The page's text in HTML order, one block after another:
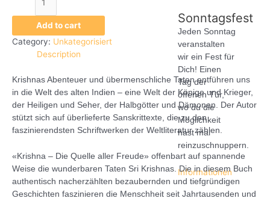
Sonntagsfest
Jeden Sonntag
veranstalten
wir ein Fest für
Dich! Einen
Tag der
offenen Tür,
wo du die
Möglichkeit
hast mal
reinzuschnuppern.
Informationen
Add to cart
Category: Unkategorisiert
Description
Krishnas Abenteuer und übermenschliche Taten entführen uns
in die Welt des alten Indien – eine Welt der Könige und Krieger,
der Heiligen und Seher, der Halbgötter und Dämonen. Der Autor
stützt sich auf überlieferte Sanskrittexte, die zu den
faszinierendsten Schriftwerken der Weltliteratur zählen.
«Krishna – Die Quelle aller Freude» offenbart auf spannende
Weise die wunderbaren Taten Sri Krishnas. Die in diesem Buch
authentisch nacherzählten bezaubernden und tiefgründigen
Geschichten faszinieren die Menschheit seit Jahrtausenden und